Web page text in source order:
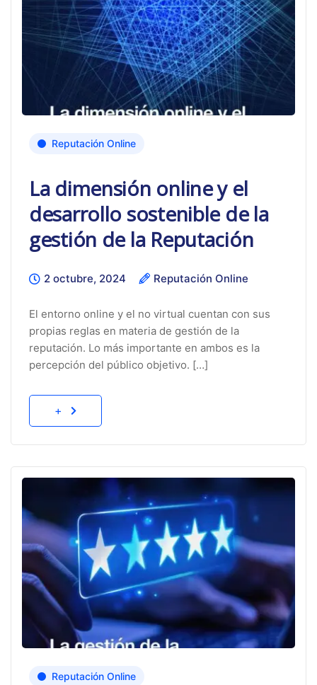
Reputación Online
La dimensión online y el
desarrollo sostenible de la
gestión de la Reputación
2 octubre, 2024 Reputación Online
El entorno online y el no virtual cuentan con sus
propias reglas en materia de gestión de la
reputación. Lo más importante en ambos es la
percepción del público objetivo. […]
+
Reputación Online